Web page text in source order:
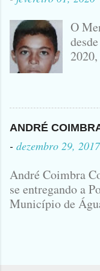
O
ANDRÉ
- dezembro 29, 2017
André Coimbra
se entregando a
Município de
cedo, tinha